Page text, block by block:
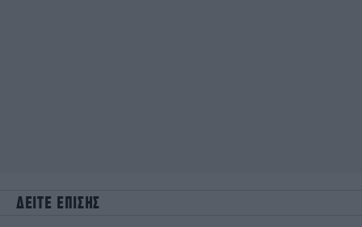
ΔΕΙΤΕ ΕΠΙΣΗΣ